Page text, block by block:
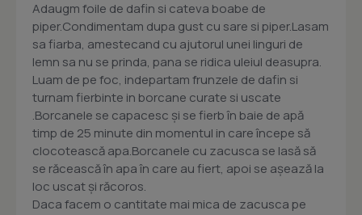
Adaugm foile de dafin si cateva boabe de
piper.Condimentam dupa gust cu sare si piper.Lasam
sa fiarba, amestecand cu ajutorul unei linguri de
lemn sa nu se prinda, pana se ridica uleiul deasupra.
Luam de pe foc, indepartam frunzele de dafin si
turnam fierbinte in borcane curate si uscate
.Borcanele se capacesc şi se fierb în baie de apă
timp de 25 minute din momentul in care începe să
clocotească apa.Borcanele cu zacusca se lasă să
se răcească în apa în care au fiert, apoi se aşează la
loc uscat şi răcoros.
Daca facem o cantitate mai mica de zacusca pe